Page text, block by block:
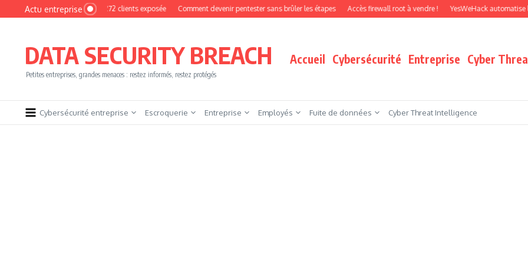
Aller au contenu
Actu entreprise
: une base de 16 272 clients exposée Comment devenir pentester sans brûler les étapes Accès firewall root à vendre ! YesWeHack automatise le pentest
DATA SECURITY BREACH
Petites entreprises, grandes menaces : restez informés, restez protégés
Accueil Cybersécurité Entreprise Cyber
Cybersécurité entreprise Escroquerie Entreprise Employés Fuite de données Cyber Threat Intelligence